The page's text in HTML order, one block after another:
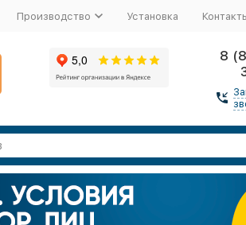
Производство Установка
8